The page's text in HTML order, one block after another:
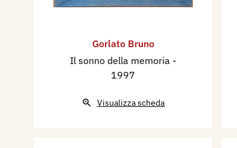
Gorlato Bruno
Il sonno della memoria -
1997
Visualizza scheda